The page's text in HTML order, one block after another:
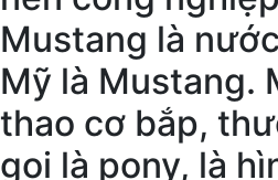
Mustang là
Mỹ là Mustang.
thao cơ bắp,
gọi là pony, là